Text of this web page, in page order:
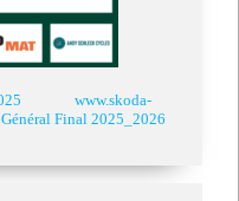
www.skoda-
Final 2025_2026